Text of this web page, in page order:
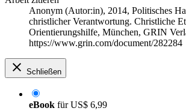
Anonym (Autor:in), 2014, Politisches
christlicher Verantwortung. Christliche
Orientierungshilfe, München, GRIN
https://www.grin.com/document/282284
Schließen
eBook fürUS$ 6,99